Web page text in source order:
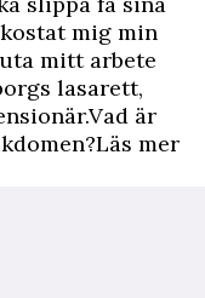
mig min
mitt arbete
lasarett,
är
mer